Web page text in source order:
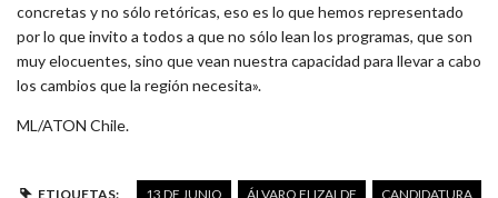
concretas y no sólo retóricas, eso es lo que hemos representado
por lo que invito a todos a que no sólo lean los programas, que son
muy elocuentes, sino que vean nuestra capacidad para llevar a cabo
los cambios que la región necesita».
ML/ATON Chile.
ETIQUETAS: 13 DE JUNIO ÁLVARO ELIZALDE CANDIDATURA